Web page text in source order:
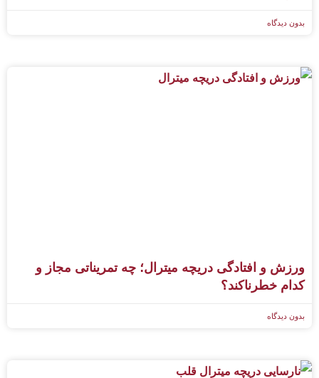
بدون دیدگاه
ورزش و افتادگی دریچه میترال؛ چه تمریناتی مجاز و
کدام خطرناکند؟
بدون دیدگاه